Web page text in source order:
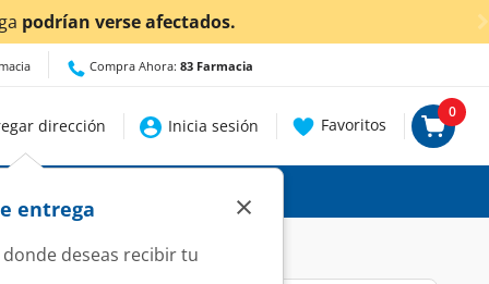
Daclic aquípara conocer detalles.
Compra Ahora: 83 Farmacia
dirección
entrega
deseas recibir tu
×
Inicia sesión Favoritos
0